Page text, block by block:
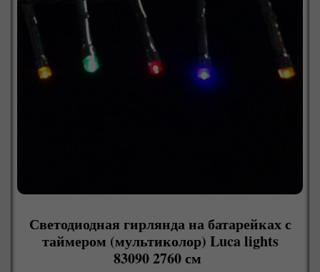
Светодиодная гирлянда на батарейках с
таймером (мультиколор) Luca lights
83090 2760 см